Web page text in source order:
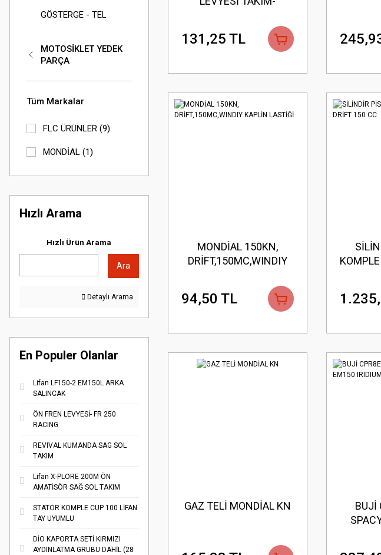
GÖSTERGE - TEL
MOTOSİKLET YEDEK
PARÇA
Tüm Markalar
FLC ÜRÜNLER (9)
MONDİAL (1)
Hızlı Arama
Hızlı Ürün Arama
Ara
Detaylı Arama
En Populer Olanlar
Lifan LF150-2 EM150L ARKA
SALINCAK
ÖN FREN LEVYESİ- FR 250
RACING
REVIVAL KUMANDA SAG SOL
TAKIM
Lifan X-PLORE 200M ÖN
AMATİSÖR SAĞ SOL TAKIM
STATÖR KOMPLE CUP 100 LİFAN
TAY UYUMLU
DİO KAPORTA SETİ KIRMIZI
AYDINLATMA GRUBU DAHİL (28
131,25 TL
MONDİAL 150KN,
DRİFT,150MC,WINDIY
94,50 TL
GAZ TELİ MONDİAL KN
BUJİ